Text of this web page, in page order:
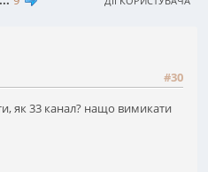
#30
як 33 канал? нащо вимикати